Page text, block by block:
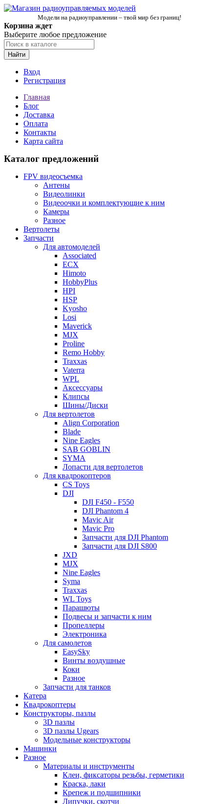
Модели на радиоуправлении – твой мир без границ!
Корзина ждет
Выберите любое предложение
Найти
Вход
Регистрация
Главная
Блог
Доставка
Оплата
Контакты
Карта сайта
Каталог предложений
FPV видеосъемка
Антены
Видеолинки
Видеоочки и комплектующие к ним
Камеры
Разное
Вертолеты
Запчасти
Для автомоделей
Associated
ECX
Himoto
HobbyPlus
HPI
HSP
Kyosho
Losi
Maverick
MJX
Proline
Remo Hobby
Traxxas
Vaterra
WPL
Аксессуары
Клипсы
Шины/Диски
Для вертолетов
Align Corporation
Blade
Nine Eagles
SAB GOBLIN
SYMA
Лопасти для вертолетов
Для квадрокоптеров
CS Toys
DJI
DJI F450 - F550
DJI Phantom 4
Mavic Air
Mavic Pro
Запчасти для DJI Phantom
Запчасти для DJI S800
JXD
MJX
Nine Eagles
Syma
Traxxas
WL Toys
Парашюты
Подвесы и запчасти к ним
Пропеллеры
Электроника
Для самолетов
EasySky
Винты воздушные
Коки
Разное
Запчасти для танков
Катера
Квадрокоптеры
Конструкторы, пазлы
3D пазлы
3D пазлы Ugears
Модельные конструкторы
Машинки
Разное
Материалы и инструменты
Клеи, фиксаторы резьбы, герметики
Краска, лаки
Крепеж и подшипники
Липучки, скотчи